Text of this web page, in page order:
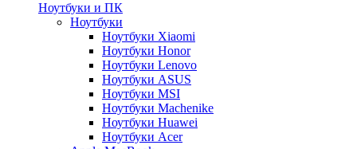
Ноутбуки и ПК
Ноутбуки
Ноутбуки Xiaomi
Ноутбуки Honor
Ноутбуки Lenovo
Ноутбуки ASUS
Ноутбуки MSI
Ноутбуки Machenike
Ноутбуки Huawei
Ноутбуки Acer